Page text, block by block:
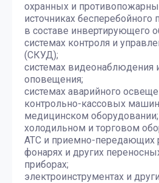
охранных и
источниках бесперебойного
в составе инвертирующего
системах контроля и
(СКУД);
системах видеонаблюдения
оповещения;
системах аварийного
контрольно-кассовых
медицинском оборудовании;
холодильном и торговом
АТС и приемно-передающих
фонарях и других
приборах;
электроинструментах и